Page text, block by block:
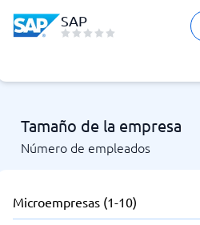
Guía de inicio
SAP
Tamaño de la empresa
Número de empleados
Microempresas (1-10)